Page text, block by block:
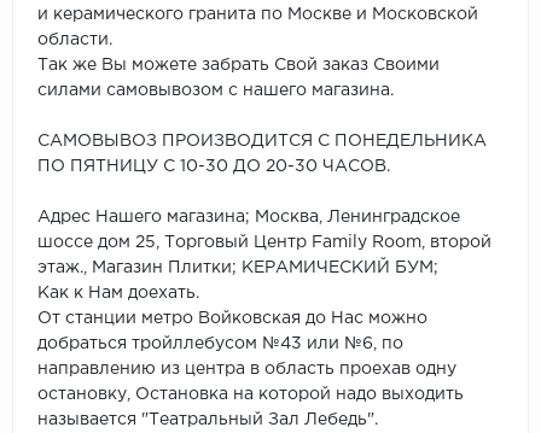
и керамического гранита по Москве и Московской
области.
Так же Вы можете забрать Свой заказ Своими
силами самовывозом с нашего магазина.
САМОВЫВОЗ ПРОИЗВОДИТСЯ С ПОНЕДЕЛЬНИКА
ПО ПЯТНИЦУ С 10-30 ДО 20-30 ЧАСОВ.
Адрес Нашего магазина; Москва, Ленинградское
шоссе дом 25, Торговый Центр Family Room, второй
этаж., Магазин Плитки; КЕРАМИЧЕСКИЙ БУМ;
Как к Нам доехать.
От станции метро Войковская до Нас можно
добраться тройллебусом №43 или №6, по
направлению из центра в область проехав одну
остановку, Остановка на которой надо выходить
называется "Театральный Зал Лебедь".